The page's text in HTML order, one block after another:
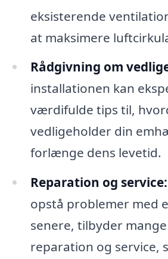
eksisterende
at maksimere
Rådgivning om
installationen kan
værdifulde tips til,
vedligeholder din
forlænge dens levetid.
Reparation og service:
opstå problemer med
senere, tilbyder
reparation og service,